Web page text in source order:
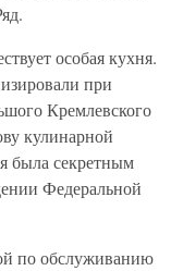
особая кухня.
при
Кремлевского
кулинарной
была секретным
Федеральной
по обслуживанию